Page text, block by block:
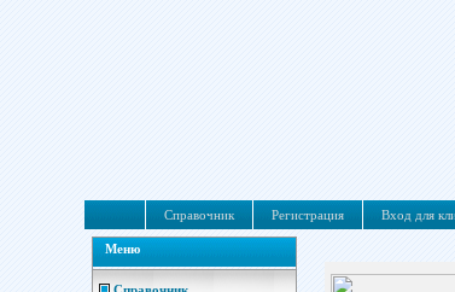
Справочник Регистрация Вход для
Меню